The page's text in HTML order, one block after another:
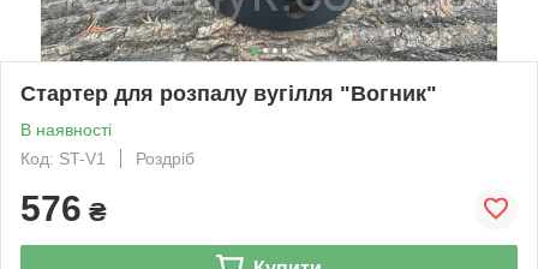
Стартер для розпалу вугілля "Вогник"
В наявності
Код: ST-V1
Роздріб
576 ₴